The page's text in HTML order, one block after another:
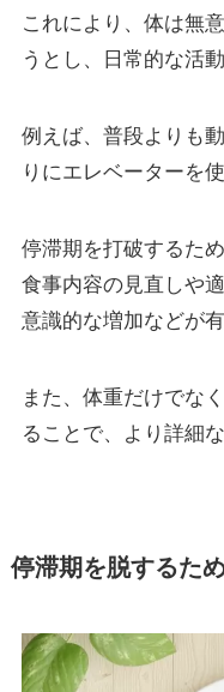
これにより、体は無
うとし、日常的な活
例えば、普段よりも
りにエレベーターを
停滞期を打破するた
食事内容の見直しや
意識的な増加などが有
また、体重だけでな
ることで、より詳細
停滞期を脱するた